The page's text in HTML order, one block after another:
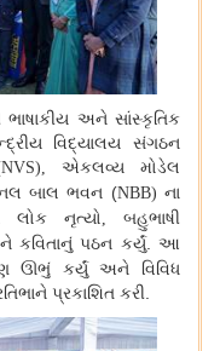
ભાષાકીય અને સાંસ્કૃતિક
વિદ્યાલય સંગઠન
NVS), એકલવ્ય મોડેલ
બાલ ભવન (NBB) ના
લોક નૃત્યો, બહુભાષી
કવિતાનું પઠન કર્યું. આ
ઊભું કર્યું અને વિવિધ
પ્રકાશિત કરી.